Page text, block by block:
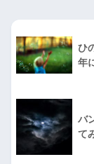
ひ
年
バ
て